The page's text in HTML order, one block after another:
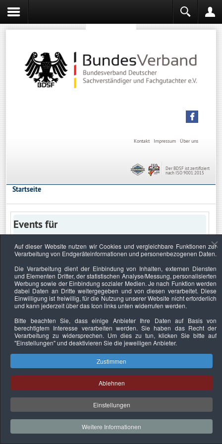
Über uns
Impressum
Kontakt
Der BDSF ist zertifiziert
nach ISO 9001:2015
Startseite
Events für
Keine Termine
Datenschutzerklärung Urheberrechtsnachweise Nachhaltigkeit
Copyright © 2026. Bundesverband Deutscher
Sachverständiger und Fachgutachter e.V..
Auf dieser Website nutzen wir Cookies und vergleichbare Funktionen zur
Verarbeitung von Endgeräteinformationen und personenbezogenen Daten.
Die Verarbeitung dient der Einbindung von Inhalten, externen Diensten
und Elementen Dritter, der statistischen Analyse/Messung, personalisierten
Werbung sowie der Einbindung sozialer Medien. Je nach Funktion werden
dabei Daten an Dritte weitergegeben und von diesen verarbeitet. Diese
Einwilligung ist freiwillig, für die Nutzung unserer Website nicht erforderlich
und kann jederzeit über das Icon links unten widerrufen werden.
Bitte beachten Sie, dass einige Anbieter Ihre Daten auf Basis von
berechtigtem Interesse verarbeiten werden. Sie haben das Recht der
Verarbeitung zu widersprechen. Um dies zu tun, klicken Sie bitte auf
"Einstellungen"und deaktivieren Sie die jeweiligen Anbieter.
Zustimmen
Ablehnen
Einstellungen
Weitere Informationen